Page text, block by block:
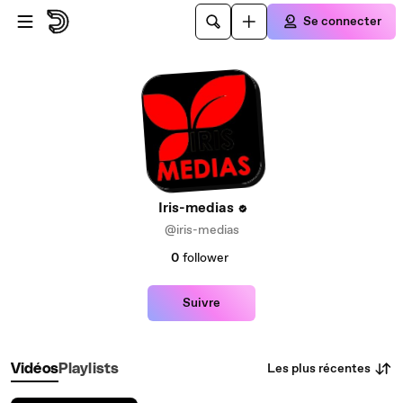
Passer au contenu principal
Se connecter
Iris-medias
@iris-medias
0 follower
Suivre
VidéosPlaylists Les plus récentes